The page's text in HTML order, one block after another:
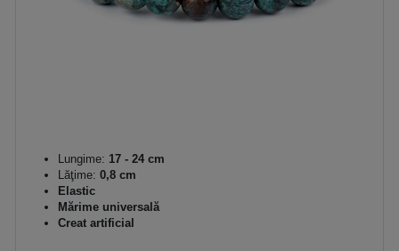
Lungime: 17 - 24 cm
Lăţime: 0,8 cm
Elastic
Mărime universală
Creat artificial